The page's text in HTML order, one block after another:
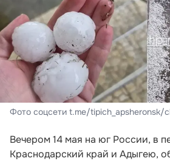
Фото соцсети t.me/tipich_apsheronsk/
Вечером 14 мая на юг России, в
Краснодарский край и Адыгею,